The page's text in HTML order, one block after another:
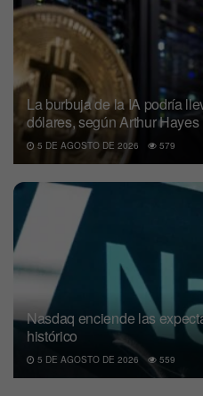
La burbuja de la IA podría
dólares, según Arthur Hayes
5 DE AGOSTO DE 2026 579
Nasdaq enciende las
histórico
5 DE AGOSTO DE 2026 559